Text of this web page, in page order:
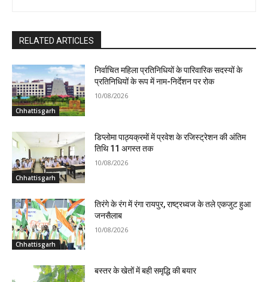
RELATED ARTICLES
Chhattisgarh
निर्वाचित महिला प्रतिनिधियों के पारिवारिक सदस्यों के
प्रतिनिधियों के रूप में नाम-निर्देशन पर रोक
10/08/2026
Chhattisgarh
डिप्लोमा पाठ्यक्रमों में प्रवेश के रजिस्ट्रेशन की अंतिम
तिथि 11 अगस्त तक
10/08/2026
Chhattisgarh
तिरंगे के रंग में रंगा रायपुर, राष्ट्रध्वज के तले एकजुट हुआ
जनसैलाब
10/08/2026
बस्तर के खेतों में बही समृद्धि की बयार